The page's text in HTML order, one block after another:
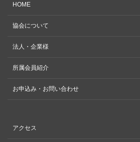
HOME
協会について
法人・企業様
所属会員紹介
お申込み・お問い合わせ
アクセス